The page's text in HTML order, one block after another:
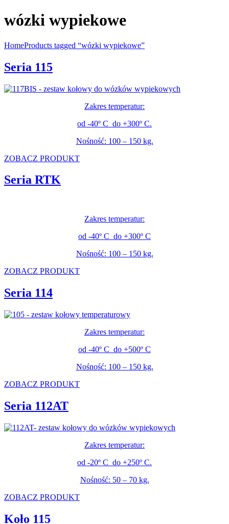
wózki wypiekowe
HomeProducts tagged “wózki wypiekowe”
Seria 115
Zakres temperatur:
od -40º C do +300º C.
Nośność: 100 – 150 kg.
ZOBACZ PRODUKT
Seria RTK
Zakres temperatur:
od -40º C do +300º C
Nośność: 100 – 150 kg.
ZOBACZ PRODUKT
Seria 114
Zakres temperatur:
od -40º C do +500º C
Nośność: 100 – 150 kg.
ZOBACZ PRODUKT
Seria 112AT
Zakres temperatur:
od -20º C do +250º C.
Nośność: 50 – 70 kg.
ZOBACZ PRODUKT
Koło 115